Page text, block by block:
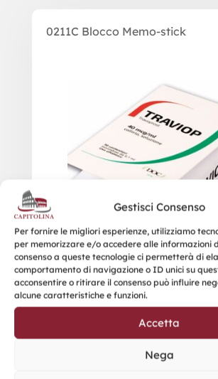
Gestisci Consenso
Per fornire le migliori esperienze, utilizziamo
per memorizzare e/o accedere alle informazioni
consenso a queste tecnologie ci permetterà di
comportamento di navigazione o ID unici su
acconsentire o ritirare il consenso può influire
alcune caratteristiche e funzioni.
Accetta
Nega
0211C Blocco Memo-stick